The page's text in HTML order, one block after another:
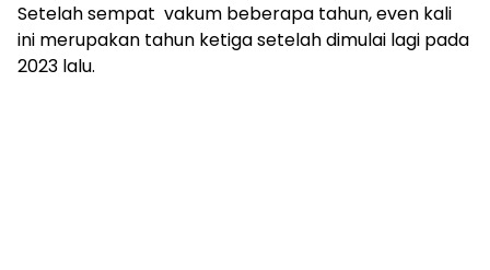
Setelah sempat vakum beberapa tahun, even kali
ini merupakan tahun ketiga setelah dimulai lagi pada
2023 lalu.